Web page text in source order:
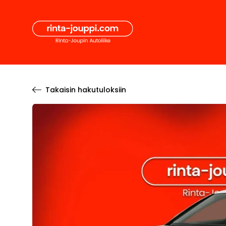
sisältöön
Takaisin hakutuloksiin